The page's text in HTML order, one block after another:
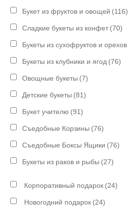
Букет из фруктов и овощей (116)
Сладкие букеты из конфет (70)
Букеты из сухофруктов и орехов
Букеты из клубники и ягод (76)
Овощные букеты (7)
Детские букеты (81)
Букет учителю (91)
Съедобные Корзины (76)
Съедобные Боксы Ящики (76)
Букеты из раков и рыбы (27)
Корпоративный подарок (24)
Новогодний подарок (24)